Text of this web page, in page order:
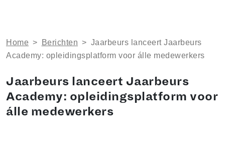
Home > Berichten > Jaarbeurs lanceert Jaarbeurs
Academy: opleidingsplatform voor álle medewerkers
Jaarbeurs lanceert Jaarbeurs
Academy: opleidingsplatform voor
álle medewerkers